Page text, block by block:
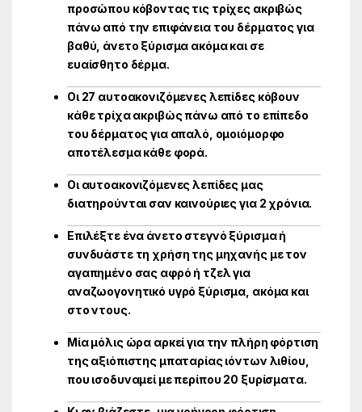
προσώπου κόβοντας τις τρίχες ακριβώς
πάνω από την επιφάνεια του δέρματος για
βαθύ, άνετο ξύρισμα ακόμα και σε
ευαίσθητο δέρμα.
Οι 27 αυτοακονιζόμενες λεπίδες κόβουν
κάθε τρίχα ακριβώς πάνω από το επίπεδο
του δέρματος για απαλό, ομοιόμορφο
αποτέλεσμα κάθε φορά.
Οι αυτοακονιζόμενες λεπίδες μας
διατηρούνται σαν καινούριες για 2 χρόνια.
Επιλέξτε ένα άνετο στεγνό ξύρισμα ή
συνδυάστε τη χρήση της μηχανής με τον
αγαπημένο σας αφρό ή τζελ για
αναζωογονητικό υγρό ξύρισμα, ακόμα και
στο ντους.
Μία μόλις ώρα αρκεί για την πλήρη φόρτιση
της αξιόπιστης μπαταρίας ιόντων λιθίου,
που ισοδυναμεί με περίπου 20 ξυρίσματα.